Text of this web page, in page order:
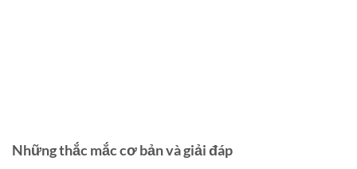
Những thắc mắc cơ bản và giải đáp